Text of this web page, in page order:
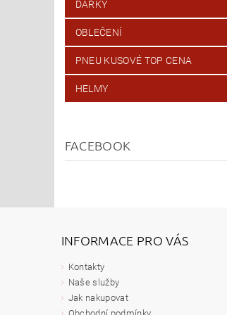
DÁRKY
OBLEČENÍ
PNEU KUSOVÉ TOP CENA
HELMY
FACEBOOK
INFORMACE PRO VÁS
Kontakty
Naše služby
Jak nakupovat